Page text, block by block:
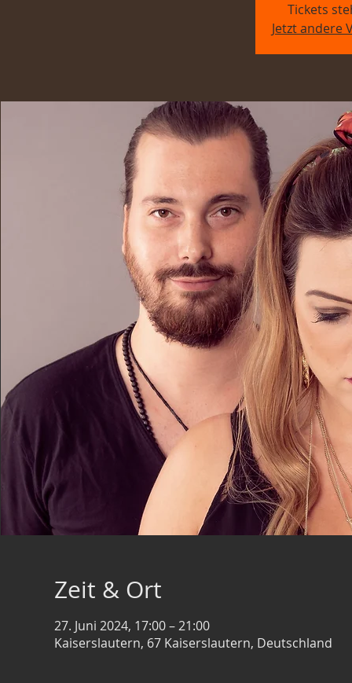
Tickets
Jetzt andere
Zeit & Ort
27. Juni 2024, 17:00 – 21:00
Kaiserslautern, 67 Kaiserslautern, Deutschland